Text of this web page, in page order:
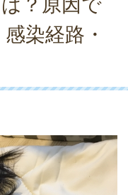
？原因で
染経路・